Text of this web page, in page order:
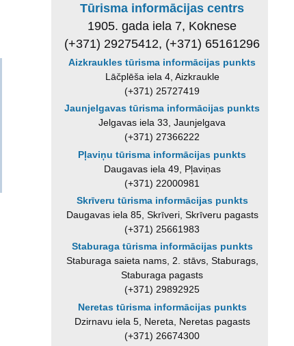
Tūrisma informācijas centrs
1905. gada iela 7, Koknese
(+371) 29275412, (+371) 65161296
Aizkraukles tūrisma informācijas punkts
Lāčplēša iela 4, Aizkraukle
(+371) 25727419
Jaunjelgavas tūrisma informācijas punkts
Jelgavas iela 33, Jaunjelgava
(+371) 27366222
Pļaviņu tūrisma informācijas punkts
Daugavas iela 49, Pļaviņas
(+371) 22000981
Skrīveru tūrisma informācijas punkts
Daugavas iela 85, Skrīveri, Skrīveru pagasts
(+371) 25661983
Staburaga tūrisma informācijas punkts
Staburaga saieta nams, 2. stāvs, Staburags,
Staburaga pagasts
(+371) 29892925
Neretas tūrisma informācijas punkts
Dzirnavu iela 5, Nereta, Neretas pagasts
(+371) 26674300